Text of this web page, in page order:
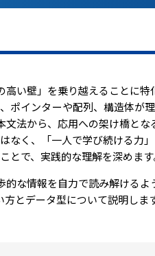
い壁」を乗り越えることに特
ポインターや配列、構造体
法から、応用への架け橋と
なく、「一人で学び続ける力
とで、実践的な理解を深めます
な情報を自力で読み解ける
とデータ型について説明します